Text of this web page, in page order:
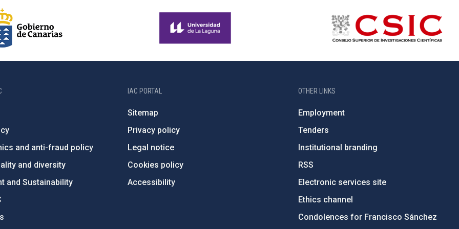
and anti-fraud policy
and diversity
and Sustainability
IAC PORTAL
Sitemap
Privacy policy
Legal notice
Cookies policy
Accessibility
OTHER LINKS
Employment
Tenders
Institutional branding
RSS
Electronic services site
Ethics channel
Condolences for Francisco Sánchez